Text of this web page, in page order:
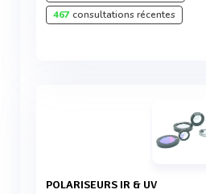
467consultations récentes
POLARISEURS IR & UV